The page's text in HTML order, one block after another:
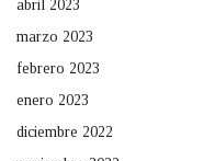
abril 2023
marzo 2023
febrero 2023
enero 2023
diciembre 2022